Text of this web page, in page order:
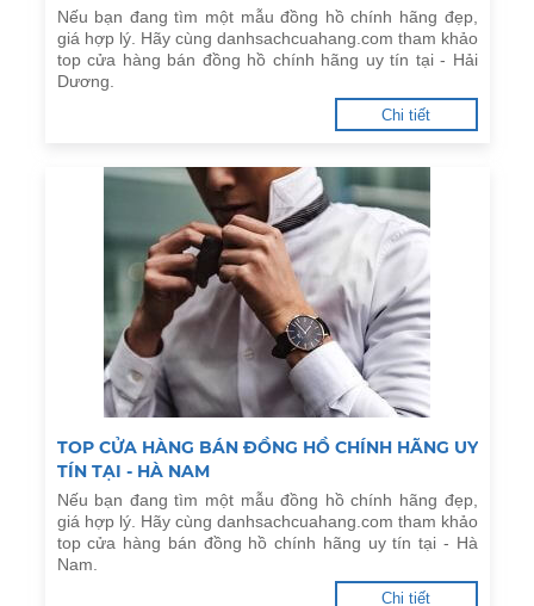
Nếu bạn đang tìm một mẫu đồng hồ chính hãng đẹp,
giá hợp lý. Hãy cùng danhsachcuahang.com tham khảo
top cửa hàng bán đồng hồ chính hãng uy tín tại - Hải
Dương.
Chi tiết
TOP CỬA HÀNG BÁN ĐỒNG HỒ CHÍNH HÃNG UY
TÍN TẠI - HÀ NAM
Nếu bạn đang tìm một mẫu đồng hồ chính hãng đẹp,
giá hợp lý. Hãy cùng danhsachcuahang.com tham khảo
top cửa hàng bán đồng hồ chính hãng uy tín tại - Hà
Nam.
Chi tiết